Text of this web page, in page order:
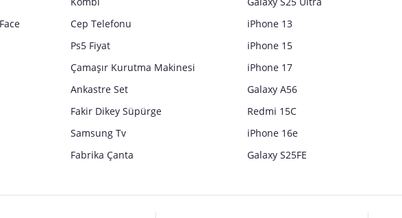
Cep Telefonu
Ps5 Fiyat
Çamaşır Kurutma Makinesi
Ankastre Set
Fakir Dikey Süpürge
Samsung Tv
Fabrika Çanta
iPhone 13
iPhone 15
iPhone 17
Galaxy A56
Redmi 15C
iPhone 16e
Galaxy S25FE